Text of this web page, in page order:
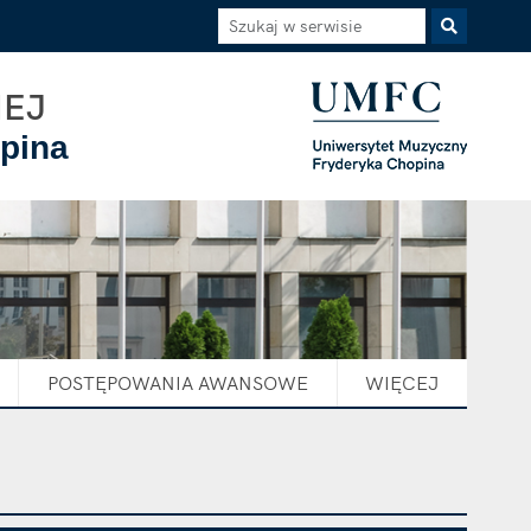
POSTĘPOWANIA AWANSOWE WIĘCEJ